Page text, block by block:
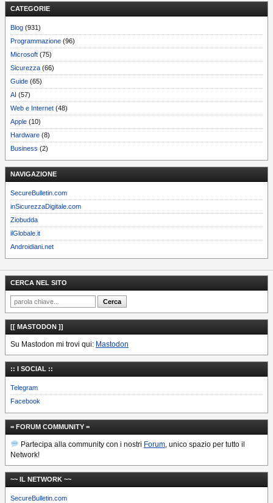
CATEGORIE
Blog (931)
Programmazione (96)
Microsoft (75)
Sicurezza (66)
Guide (65)
AI (57)
Web e Internet (48)
Apple (10)
Hardware (8)
Business (2)
NAVIGAZIONE
SecureBulletin.com
inSicurezzaDigitale.com
Ziobudda
ilGlobale.it
Androidiani.net
CERCA NEL SITO
[[ MASTODON ]]
Su Mastodon mi trovi qui: Mastodon
:: I SOCIAL ::
Telegram
Facebook
= FORUM COMMUNITY =
Partecipa alla community con i nostri Forum, unico spazio per tutto il
Network!
~~ IL NETWORK ~~
SecureBulletin.com